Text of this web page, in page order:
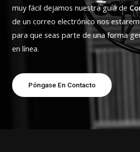
muy fácil dejamos nuestra guía de
de un correo electrónico nos
para que seas parte de una forma
en línea.
Póngase En Contacto